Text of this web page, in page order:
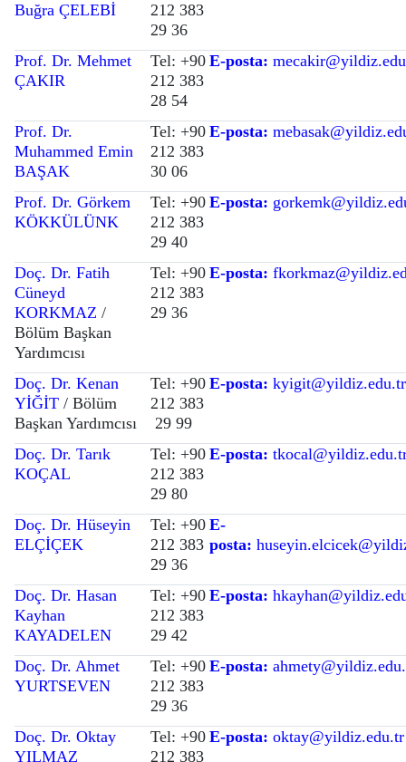
Buğra ÇELEBİ
212 383
29 36
Prof. Dr. Mehmet
ÇAKIR
Tel: +90
212 383
28 54
E-posta:
Prof. Dr.
Muhammed Emin
BAŞAK
Tel: +90
212 383
30 06
E-posta:
Prof. Dr. Görkem
KÖKKÜLÜNK
Tel: +90
212 383
29 40
E-posta:
Doç. Dr. Fatih
Cüneyd
KORKMAZ /
Bölüm Başkan
Yardımcısı
Tel: +90
212 383
29 36
E-posta:fkorkmaz
Doç. Dr. Kenan
YİĞİT / Bölüm
Başkan Yardımcısı
Tel: +90
212 383
29 99
E-posta:kyigit@yildiz.edu.tr
Doç. Dr. Tarık
KOÇAL
Tel: +90
212 383
29 80
E-posta:
Doç. Dr. Hüseyin
ELÇİÇEK
Tel: +90
212 383
29 36
E-
posta:
Doç. Dr. Hasan
Kayhan
KAYADELEN
Tel: +90
212 383
29 42
E-posta:
Doç. Dr. Ahmet
YURTSEVEN
Tel: +90
212 383
29 36
E-posta:ahmety
Doç. Dr. Oktay
YILMAZ
Tel: +90
212 383
E-posta:oktay@yildiz.edu.tr